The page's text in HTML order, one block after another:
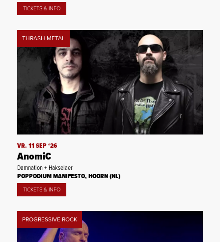
TICKETS & INFO
THRASH METAL
VR. 11 SEP ‘26
AnomiC
Damnation + Hakselaer
POPPODIUM MANIFESTO, HOORN (NL)
TICKETS & INFO
PROGRESSIVE ROCK